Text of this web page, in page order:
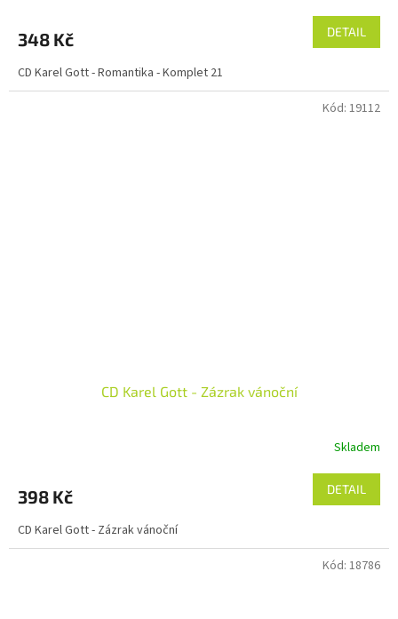
348 Kč DETAIL
CD Karel Gott - Romantika - Komplet 21
CD Karel Gott - Zázrak vánoční
Skladem
398 Kč DETAIL
CD Karel Gott - Zázrak vánoční
Kód: 19112
Kód: 18786